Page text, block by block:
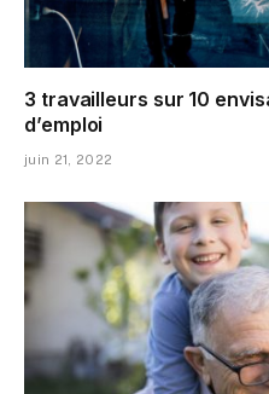
3 travailleurs sur 10
d’emploi
juin 21, 2022